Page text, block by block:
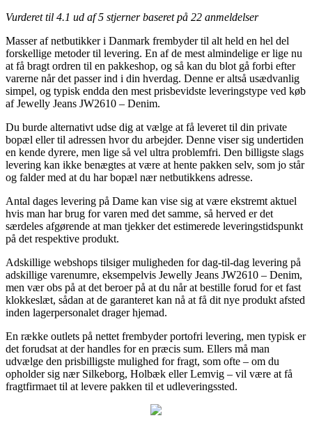
Vurderet til 4.1 ud af 5 stjerner baseret på 22 anmeldelser
Masser af netbutikker i Danmark frembyder til alt held en hel del
forskellige metoder til levering. En af de mest almindelige er lige nu
at få bragt ordren til en pakkeshop, og så kan du blot gå forbi efter
varerne når det passer ind i din hverdag. Denne er altså usædvanlig
simpel, og typisk endda den mest prisbevidste leveringstype ved køb
af Jewelly Jeans JW2610 – Denim.
Du burde alternativt udse dig at vælge at få leveret til din private
bopæl eller til adressen hvor du arbejder. Denne viser sig undertiden
en kende dyrere, men lige så vel ultra problemfri. Den billigste slags
levering kan ikke benægtes at være at hente pakken selv, som jo står
og falder med at du har bopæl nær netbutikkens adresse.
Antal dages levering på Dame kan vise sig at være ekstremt aktuel
hvis man har brug for varen med det samme, så herved er det
særdeles afgørende at man tjekker det estimerede leveringstidspunkt
på det respektive produkt.
Adskillige webshops tilsiger muligheden for dag-til-dag levering på
adskillige varenumre, eksempelvis Jewelly Jeans JW2610 – Denim,
men vær obs på at det beroer på at du når at bestille forud for et fast
klokkeslæt, sådan at de garanteret kan nå at få dit nye produkt afsted
inden lagerpersonalet drager hjemad.
En række outlets på nettet frembyder portofri levering, men typisk er
det forudsat at der handles for en præcis sum. Ellers må man
udvælge den prisbilligste mulighed for fragt, som ofte – om du
opholder sig nær Silkeborg, Holbæk eller Lemvig – vil være at få
fragtfirmaet til at levere pakken til et udleveringssted.